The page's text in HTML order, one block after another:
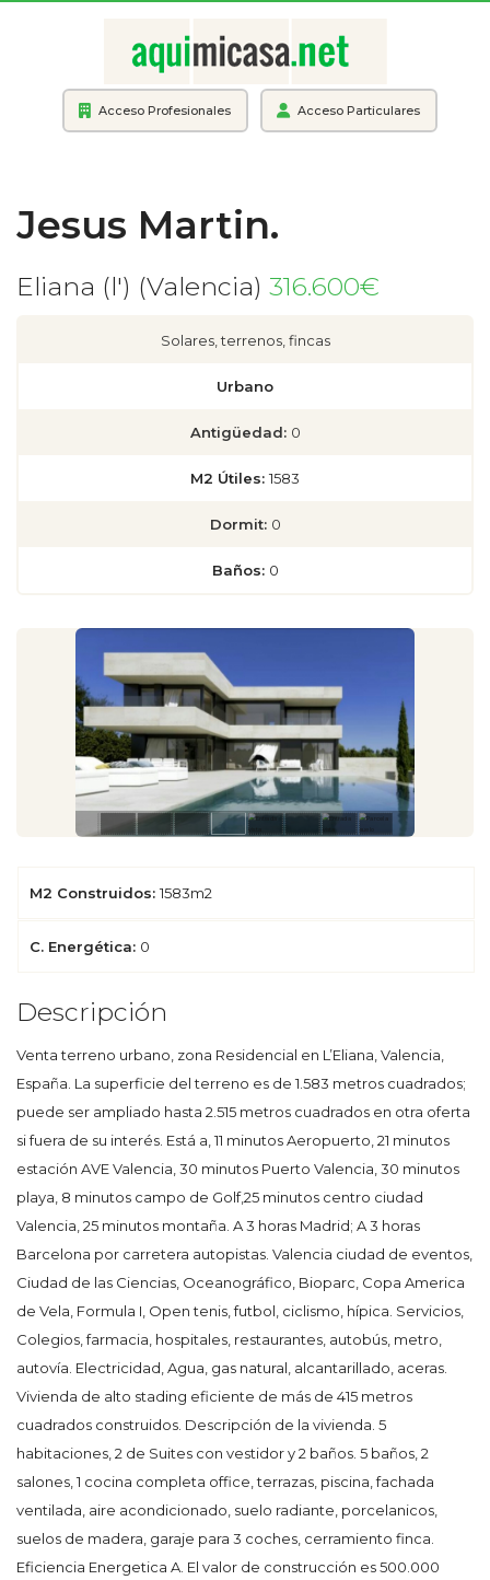
Acceso Profesionales Acceso Particulares
Jesus Martin.
Eliana (l') (Valencia) 316.600€
Solares, terrenos, fincas
Urbano
Antigüedad: 0
M2 Útiles: 1583
Dormit: 0
Baños: 0
M2 Construidos: 1583m2
C. Energética: 0
Descripción
Venta terreno urbano, zona Residencial en L’Eliana, Valencia,
España. La superficie del terreno es de 1.583 metros cuadrados;
puede ser ampliado hasta 2.515 metros cuadrados en otra oferta
si fuera de su interés. Está a, 11 minutos Aeropuerto, 21 minutos
estación AVE Valencia, 30 minutos Puerto Valencia, 30 minutos
playa, 8 minutos campo de Golf,25 minutos centro ciudad
Valencia, 25 minutos montaña. A 3 horas Madrid; A 3 horas
Barcelona por carretera autopistas. Valencia ciudad de eventos,
Ciudad de las Ciencias, Oceanográfico, Bioparc, Copa America
de Vela, Formula I, Open tenis, futbol, ciclismo, hípica. Servicios,
Colegios, farmacia, hospitales, restaurantes, autobús, metro,
autovía. Electricidad, Agua, gas natural, alcantarillado, aceras.
Vivienda de alto stading eficiente de más de 415 metros
cuadrados construidos. Descripción de la vivienda. 5
habitaciones, 2 de Suites con vestidor y 2 baños. 5 baños, 2
salones, 1 cocina completa office, terrazas, piscina, fachada
ventilada, aire acondicionado, suelo radiante, porcelanicos,
suelos de madera, garaje para 3 coches, cerramiento finca.
Eficiencia Energetica A. El valor de construcción es 500.000